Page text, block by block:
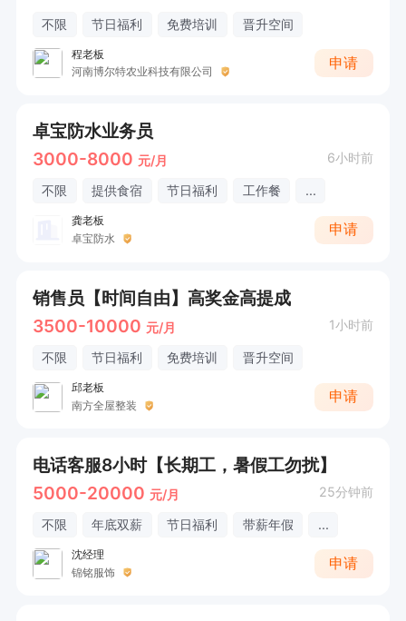
不限
节日福利 免费培训 晋升空间
程老板
河南博尔特农业科技有限公司
申请
卓宝防水业务员
3000-8000 元/月 6小时前
不限 提供食宿 节日福利 工作餐 ...
龚老板
卓宝防水
申请
销售员【时间自由】高奖金高提成
3500-10000 元/月 1小时前
不限 节日福利 免费培训 晋升空间
邱老板
南方全屋整装
申请
电话客服8小时【长期工，暑假工勿扰】
5000-20000 元/月 25分钟前
不限 年底双薪 节日福利 带薪年假 ...
沈经理
锦铭服饰
申请